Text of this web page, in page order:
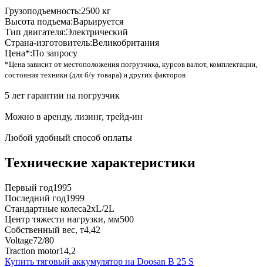
Грузоподъемность:2500 кг
Высота подъема:Варьируется
Тип двигателя:Электрический
Страна-изготовитель:Великобритания
Цена*:По запросу
*Цена зависит от местоположения погрузчика, курсов валют, комплектации,
состояния техники (для б/у товара) и других факторов
5 лет гарантии на погрузчик
Можно в аренду, лизинг, трейд-ин
Любой удобный способ оплаты
Технические характеристики
Первый год1995
Последний год1999
Стандартные колеса2xL/2L
Центр тяжести нагрузки, мм500
Собственный вес, т4,42
Voltage72/80
Traction motor14,2
Купить тяговый аккумулятор на Doosan B 25 S